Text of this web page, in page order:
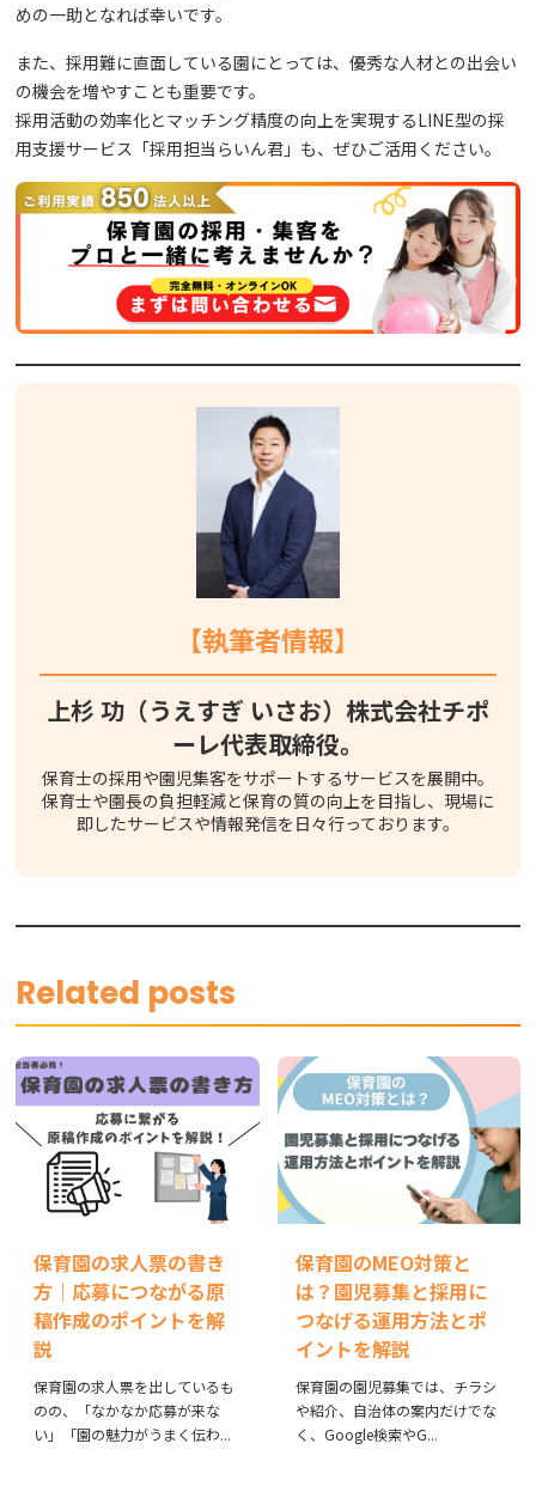
めの一助となれば幸いです。
また、採用難に直面している園にとっては、優秀な人材との出会い
の機会を増やすことも重要です。
採用活動の効率化とマッチング精度の向上を実現するLINE型の採
用支援サービス「採用担当らいん君 」も、ぜひご活用ください。
【執筆者情報】
上杉 功（うえすぎ いさお）株式会社チポ
ーレ代表取締役。
保育士の採用や園児集客をサポートするサービスを展開中。
保育士や園長の負担軽減と保育の質の向上を目指し、現場に
即したサービスや情報発信を日々行っております。
Related posts
保育園の求人票の書き
方｜応募につながる原
稿作成のポイントを解
説
保育園の求人票を出しているも
のの、「なかなか応募が来な
い」「園の魅力がうまく伝わ...
保育園のMEO対策と
は？園児募集と採用に
つなげる運用方法とポ
イントを解説
保育園の園児募集では、チラシ
や紹介、自治体の案内だけでな
く、Google検索やG...